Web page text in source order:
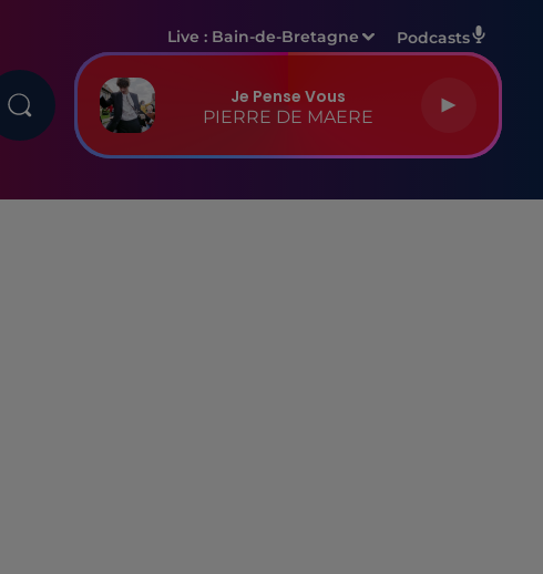
Live : Bain-de-Bretagne Podcasts
Je Pense Vous
PIERRE DE MAERE